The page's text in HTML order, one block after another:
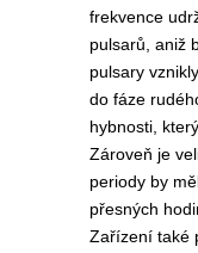
frekvence
pulsarů, aniž
pulsary
do fáze
hybnosti,
Zároveň je
periody by
přesných
Zařízení také